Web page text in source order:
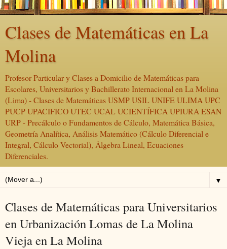
Clases de Matemáticas en La
Molina
Profesor Particular y Clases a Domicilio de Matemáticas para
Escolares, Universitarios y Bachillerato Internacional en La Molina
(Lima) - Clases de Matemáticas USMP USIL UNIFE ULIMA UPC
PUCP UPACIFICO UTEC UCAL UCIENTÍFICA UPIURA ESAN
URP - Precálculo o Fundamentos de Cálculo, Matemática Básica,
Geometría Analítica, Análisis Matemático (Cálculo Diferencial e
Integral, Cálculo Vectorial), Álgebra Lineal, Ecuaciones
Diferenciales.
▼
Clases de Matemáticas para Universitarios
en Urbanización Lomas de La Molina
Vieja en La Molina